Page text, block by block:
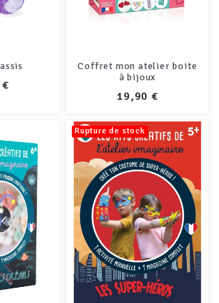
Coffret mon atelier boite
à bijoux
PRIX
19,90 €
Rupture de stock